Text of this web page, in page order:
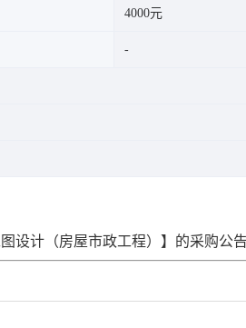
4000元
设计（房屋市政工程） 】的采购公